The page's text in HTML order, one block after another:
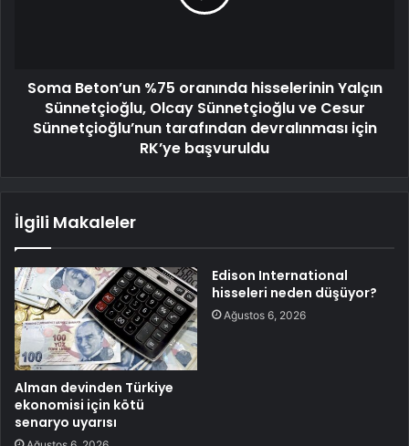
Soma Beton’un %75 oranında hisselerinin Yalçın
Sünnetçioğlu, Olcay Sünnetçioğlu ve Cesur
Sünnetçioğlu’nun tarafından devralınması için
RK’ye başvuruldu
İlgili Makaleler
Alman devinden Türkiye
ekonomisi için kötü
senaryo uyarısı
Edison International
hisseleri neden düşüyor?
Ağustos 6, 2026